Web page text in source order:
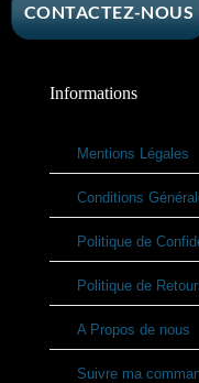
CONTACTEZ-NOUS
Informations
Mentions Légales
Conditions
Politique de
Politique de
A Propos de nous
Suivre ma